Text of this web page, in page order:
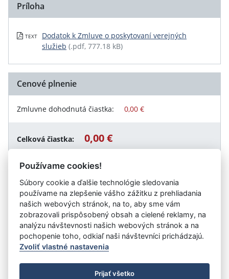
Príloha
TEXT
Dodatok k Zmluve o poskytovaní verejných
služieb (.pdf, 777.18 kB)
Cenové plnenie
Zmluvne dohodnutá čiastka: 0,00 €
Celková čiastka: 0,00 €
Návrat späť
Vystavil:Centrum pre deti a rodiny Topoľčany
Úrad vlády SR
- Všetky práva vyhradené
Prehlásenie o prístupnosti
Zmluvy do 31.12.2010
Používame cookies!
Súbory cookie a ďalšie technológie sledovania
používame na zlepšenie vášho zážitku z prehliadania
našich webových stránok, na to, aby sme vám
zobrazovali prispôsobený obsah a cielené reklamy, na
analýzu návštevnosti našich webových stránok a na
pochopenie toho, odkiaľ naši návštevníci prichádzajú.
Zvoliť vlastné nastavenia
Prijať všetko